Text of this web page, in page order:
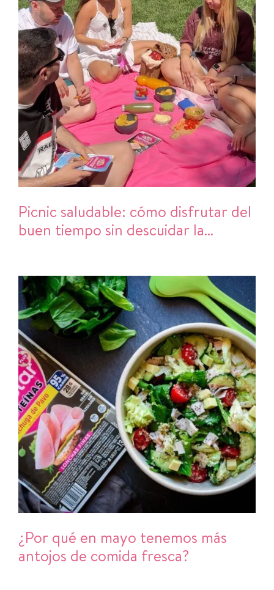
Picnic saludable: cómo disfrutar del
buen tiempo sin descuidar la
¿Por qué en mayo tenemos más
antojos de comida fresca?